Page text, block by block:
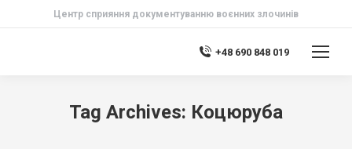
Центр сприяння документуванню воєнних злочинів
+48 690 848 019
Tag Archives: Коцюруба